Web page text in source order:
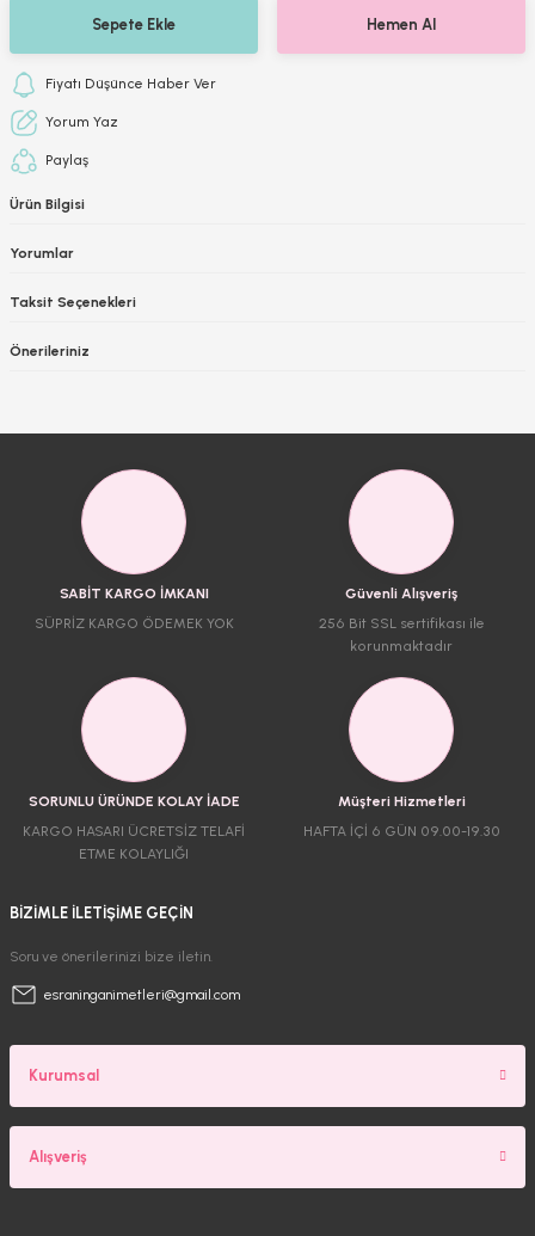
Sepete Ekle Hemen Al
Fiyatı Düşünce Haber Ver
Yorum Yaz
Paylaş
Ürün Bilgisi
Yorumlar
Taksit Seçenekleri
Önerileriniz
SABİT KARGO İMKANI
SÜPRİZ KARGO ÖDEMEK YOK
Güvenli Alışveriş
256 Bit SSL sertifikası ile
korunmaktadır
SORUNLU ÜRÜNDE KOLAY İADE
KARGO HASARI ÜCRETSİZ TELAFİ
ETME KOLAYLIĞI
Müşteri Hizmetleri
HAFTA İÇİ 6 GÜN 09.00-19.30
BİZİMLE İLETİŞİME GEÇİN
Soru ve önerilerinizi bize iletin.
esraninganimetleri@gmail.com
Kurumsal
Alışveriş